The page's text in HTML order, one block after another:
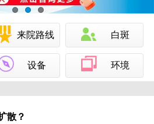
来院路线 白斑
设备 环境
散？